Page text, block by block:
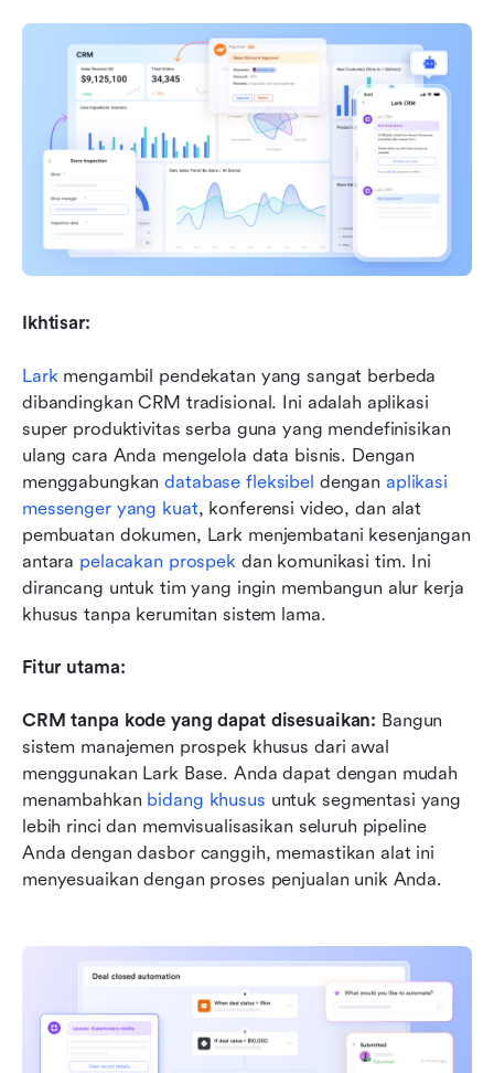
Ikhtisar:
Lark mengambil pendekatan yang sangat berbeda
dibandingkan CRM tradisional. Ini adalah aplikasi
super produktivitas serba guna yang mendefinisikan
ulang cara Anda mengelola data bisnis. Dengan
menggabungkan database fleksibel dengan aplikasi
messenger yang kuat, konferensi video, dan alat
pembuatan dokumen, Lark menjembatani kesenjangan
antara pelacakan prospek dan komunikasi tim. Ini
dirancang untuk tim yang ingin membangun alur kerja
khusus tanpa kerumitan sistem lama.
Fitur utama:
CRM tanpa kode yang dapat disesuaikan: Bangun
sistem manajemen prospek khusus dari awal
menggunakan Lark Base. Anda dapat dengan mudah
menambahkan bidang khusus untuk segmentasi yang
lebih rinci dan memvisualisasikan seluruh pipeline
Anda dengan dasbor canggih, memastikan alat ini
menyesuaikan dengan proses penjualan unik Anda.